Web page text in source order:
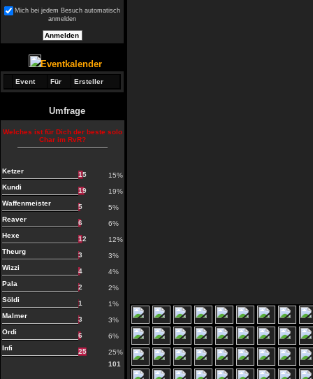
Mich bei jedem Besuch automatisch
anmelden
Eventkalender
Event Für Ersteller
Umfrage
Welches ist für Dich der beste solo
Char im RvR?
Ketzer 15
15%
Kundi
19
19%
Waffenmeister
5
5%
Reaver
6
6%
Hexe
12
12%
Theurg
3
3%
Wizzi
4
4%
Pala
2
2%
Söldi
1
1%
Malmer
3
3%
Ordi
6
6%
Infi
25
25%
101